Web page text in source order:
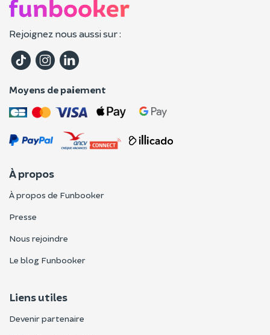
Rejoignez nous aussi sur :
Moyens de paiement
À propos
À propos de Funbooker
Presse
Nous rejoindre
Le blog Funbooker
Liens utiles
Devenir partenaire